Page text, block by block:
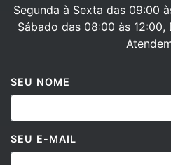
Segunda à Sexta das 09:00
Sábado das 08:00 às
SEU NOME
SEU E-MAIL